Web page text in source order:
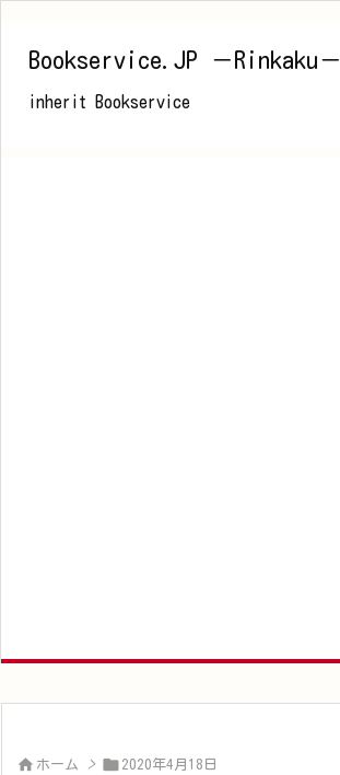
Bookservice.JP －Rinkaku－
inherit Bookservice
 ホーム >  2020年4月18日